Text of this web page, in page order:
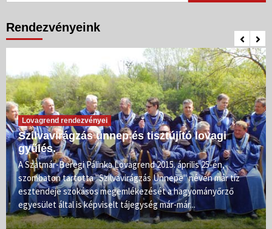
Rendezvényeink
Lovagrend rendezvényei
Szilvavirágzás ünnep és tisztújító lovagi
gyűlés.
A Szatmár-Beregi Pálinka Lovagrend 2015. április 25-én,
szombaton tartotta "Szilvavirágzás Ünnepe" néven már tíz
esztendeje szokásos megemlékezését a hagyományőrző
egyesület által is képviselt tájegység már-már...